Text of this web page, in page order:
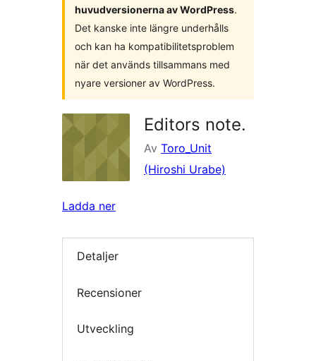
huvudversionerna av WordPress.
Det kanske inte längre underhålls
och kan ha kompatibilitetsproblem
när det används tillsammans med
nyare versioner av WordPress.
Editors note.
Av Toro_Unit
(Hiroshi Urabe)
Ladda ner
Detaljer
Recensioner
Utveckling